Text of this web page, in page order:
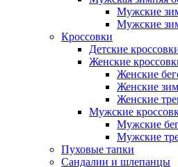
Мужские
Мужские
Кроссовки
Детские
Женские
Женские
Женские
Женские
Мужские
Мужские
Мужские
Пуховые тапки
Сандалии и шлепанцы